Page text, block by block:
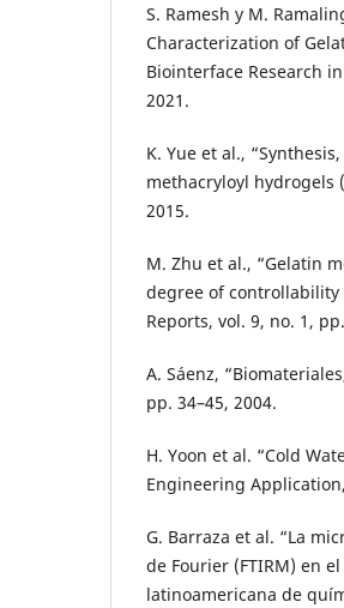
S. Ramesh y M.
Characterization of
Biointerface Research
2021.
K. Yue et al.,
methacryloyl hydrogels
2015.
M. Zhu et al., “Gelatin
degree of controllability
Reports, vol. 9, no. 1,
A. Sáenz,
pp. 34–45, 2004.
H. Yoon et al. “Cold
Engineering
G. Barraza et al. “La
de Fourier (FTIRM) en
latinoamericana de